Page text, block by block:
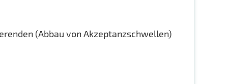
(Abbau von Akzeptanzschwellen)